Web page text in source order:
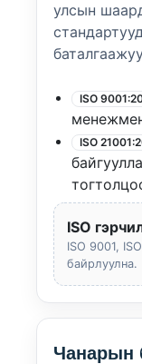
улсын
ISO
ISO
ISO
ISO 9001,
байрлуулна.
Чанарын